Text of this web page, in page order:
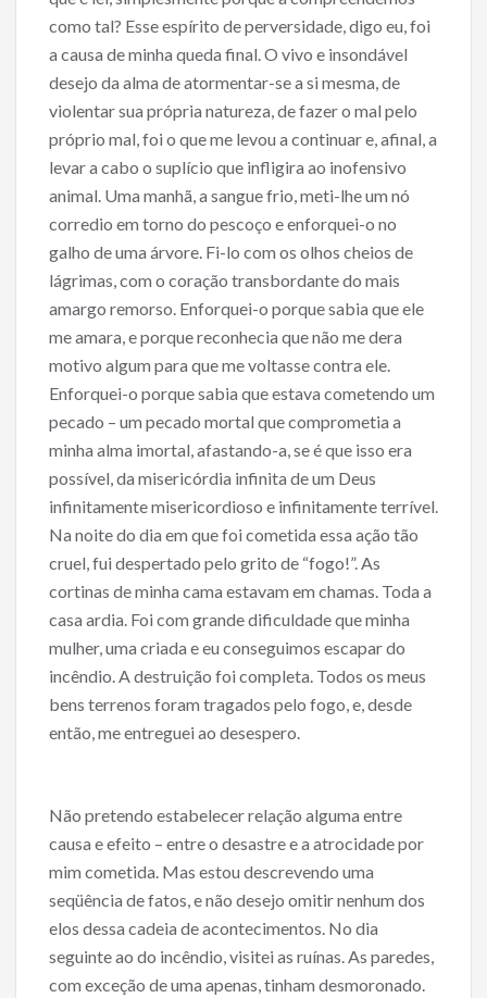
como tal? Esse espírito de perversidade, digo eu, foi
a causa de minha queda final. O vivo e insondável
desejo da alma de atormentar-se a si mesma, de
violentar sua própria natureza, de fazer o mal pelo
próprio mal, foi o que me levou a continuar e, afinal, a
levar a cabo o suplício que infligira ao inofensivo
animal. Uma manhã, a sangue frio, meti-lhe um nó
corredio em torno do pescoço e enforquei-o no
galho de uma árvore. Fi-lo com os olhos cheios de
lágrimas, com o coração transbordante do mais
amargo remorso. Enforquei-o porque sabia que ele
me amara, e porque reconhecia que não me dera
motivo algum para que me voltasse contra ele.
Enforquei-o porque sabia que estava cometendo um
pecado – um pecado mortal que comprometia a
minha alma imortal, afastando-a, se é que isso era
possível, da misericórdia infinita de um Deus
infinitamente misericordioso e infinitamente terrível.
Na noite do dia em que foi cometida essa ação tão
cruel, fui despertado pelo grito de “fogo!”. As
cortinas de minha cama estavam em chamas. Toda a
casa ardia. Foi com grande dificuldade que minha
mulher, uma criada e eu conseguimos escapar do
incêndio. A destruição foi completa. Todos os meus
bens terrenos foram tragados pelo fogo, e, desde
então, me entreguei ao desespero.
Não pretendo estabelecer relação alguma entre
causa e efeito – entre o desastre e a atrocidade por
mim cometida. Mas estou descrevendo uma
seqüência de fatos, e não desejo omitir nenhum dos
elos dessa cadeia de acontecimentos. No dia
seguinte ao do incêndio, visitei as ruínas. As paredes,
com exceção de uma apenas, tinham desmoronado.